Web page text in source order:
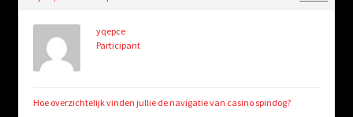
child
Login/Create Account
yqepce
Participant
Hoe overzichtelijk vinden jullie de navigatie van casino spindog?